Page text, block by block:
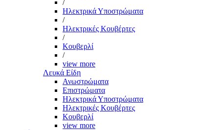
/
Ηλεκτρικά Υποστρώματα
/
Ηλεκτρικές Κουβέρτες
/
Κουβερλί
/
view more
Λευκά Είδη
Ανωστρώματα
Επιστρώματα
Ηλεκτρικά Υποστρώματα
Ηλεκτρικές Κουβέρτες
Κουβερλί
view more